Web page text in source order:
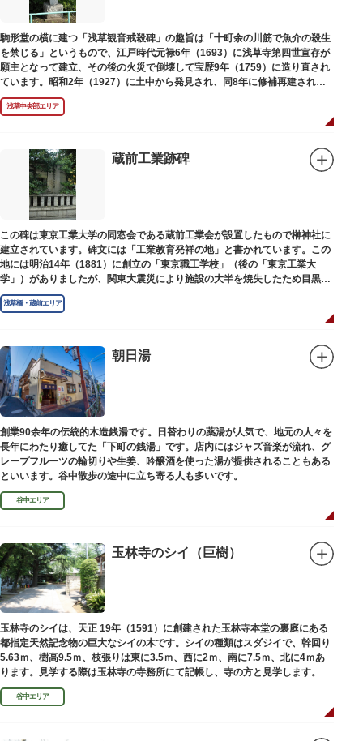
駒形堂の横に建つ「浅草観音戒殺碑」の趣旨は「十町余の川筋で魚介の殺生
を禁じる」というもので、江戸時代元禄6年（1693）に浅草寺第四世宣存が
願主となって建立、その後の火災で倒壊して宝歴9年（1759）に造り直され
ています。昭和2年（1927）に土中から発見され、同8年に修補再建された
碑がどちらのものであるかは不明です。
浅草中央部エリア
蔵前工業跡碑
この碑は東京工業大学の同窓会である蔵前工業会が設置したもので榊神社に
建立されています。碑文には「工業教育発祥の地」と書かれています。この
地には明治14年（1881）に創立の「東京職工学校」（後の「東京工業大
学」）がありましたが、関東大震災により施設の大半を焼失したため目黒に
移転しました。
浅草橋・蔵前エリア
朝日湯
創業90余年の伝統的木造銭湯です。日替わりの薬湯が人気で、地元の人々を
長年にわたり癒してた「下町の銭湯」です。店内にはジャズ音楽が流れ、グ
レープフルーツの輪切りや生姜、吟醸酒を使った湯が提供されることもある
といいます。谷中散歩の途中に立ち寄る人も多いです。
谷中エリア
玉林寺のシイ（巨樹）
玉林寺のシイは、天正 19年（1591）に創建された玉林寺本堂の裏庭にある
都指定天然記念物の巨大なシイの木です。シイの種類はスダジイで、幹回り
5.63ｍ、樹高9.5ｍ、枝張りは東に3.5ｍ、西に2ｍ、南に7.5ｍ、北に4ｍあ
ります。見学する際は玉林寺の寺務所にて記帳し、寺の方と見学します。
谷中エリア